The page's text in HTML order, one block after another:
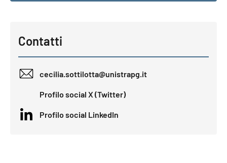
Contatti
cecilia.sottilotta@unistrapg.it
Profilo social X (Twitter)
Profilo social LinkedIn